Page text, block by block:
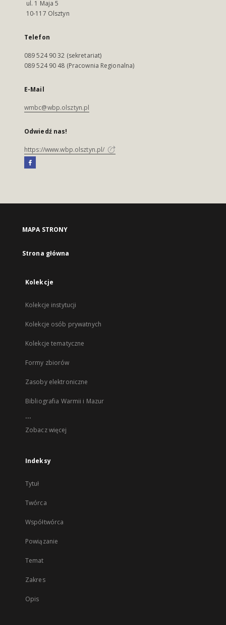
ul. 1 Maja 5
10-117 Olsztyn
Telefon
089 524 90 32 (sekretariat)
089 524 90 48 (Pracownia Regionalna)
E-Mail
wmbc@wbp.olsztyn.pl
Odwiedź nas!
https://www.wbp.olsztyn.pl/
MAPA STRONY
Strona główna
Kolekcje
Kolekcje instytucji
Kolekcje osób prywatnych
Kolekcje tematyczne
Formy zbiorów
Zasoby elektroniczne
Bibliografia Warmii i Mazur
...
Zobacz więcej
Indeksy
Tytuł
Twórca
Współtwórca
Powiązanie
Temat
Zakres
Opis